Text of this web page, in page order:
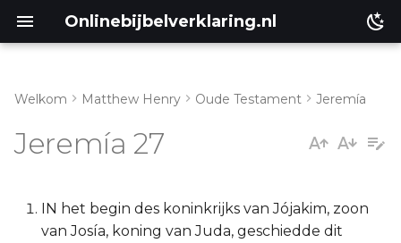
Onlinebijbelverklaring.nl
Jeremia 27:12-22
Lukas
Welkom Matthew Henry Oude Testament Jeremía
Jeremía 27
IN het begin des koninkrijks van Jójakim, zoon
van Josía, koning van Juda, geschiedde dit